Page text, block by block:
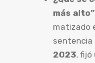
más
matizado
sentencia
2023, fijó